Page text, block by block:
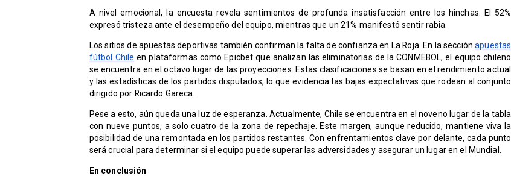
A nivel emocional, la encuesta revela sentimientos de profunda insatisfacción entre los hinchas. El 52%
expresó tristeza ante el desempeño del equipo, mientras que un 21% manifestó sentir rabia.
Los sitios de apuestas deportivas también confirman la falta de confianza en La Roja. En la secciónapuestas
fútbol Chile en plataformas como Epicbet que analizan las eliminatorias de la CONMEBOL, el equipo chileno
se encuentra en el octavo lugar de las proyecciones. Estas clasificaciones se basan en el rendimiento actual
y las estadísticas de los partidos disputados, lo que evidencia las bajas expectativas que rodean al conjunto
dirigido por Ricardo Gareca.
Pese a esto, aún queda una luz de esperanza. Actualmente, Chile se encuentra en el noveno lugar de la tabla
con nueve puntos, a solo cuatro de la zona de repechaje. Este margen, aunque reducido, mantiene viva la
posibilidad de una remontada en los partidos restantes. Con enfrentamientos clave por delante, cada punto
será crucial para determinar si el equipo puede superar las adversidades y asegurar un lugar en el Mundial.
En conclusión